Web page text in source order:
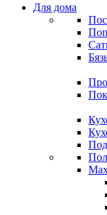
Для дома